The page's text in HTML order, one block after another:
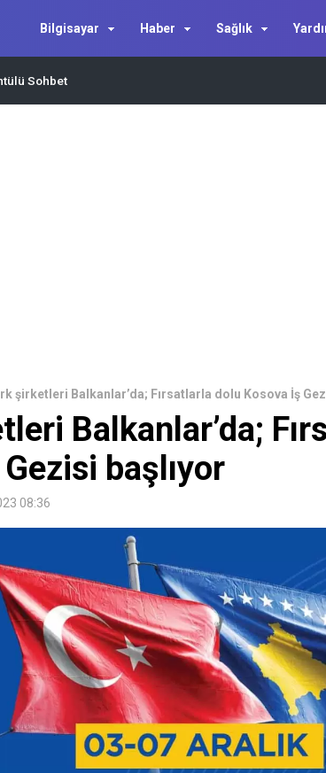
Bilgisayar Haber Sağlık
Sohbet
şirketleri Balkanlar’da; Fırsatlarla dolu Kosova İş
Balkanlar’da;
başlıyor
08:36